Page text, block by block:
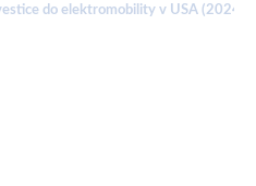
do elektromobility v USA (2024-